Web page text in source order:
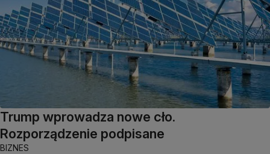
Trump wprowadza nowe cło.
Rozporządzenie podpisane
BIZNES